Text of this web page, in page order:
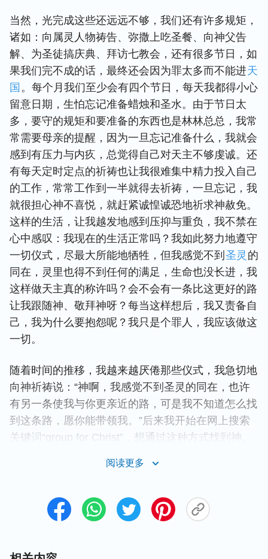
当然，光完成这些还远远不够，我们还有许多规矩，
诸如：向属灵人物祷告、弥撒上吃圣餐、向神父告
解、为圣徒搞庆典、拜访七教会，还有很多节日，如
果我们完不成的话，最终还会因为罪太多而不能进天
国 。每个月我们至少会有四个节日，每天我都得小心
留意日期，生怕忘记准备蜡烛和圣水。由于节日太
多，要守的规矩和要准备的东西也是林林总总，我常
常需要母亲的提醒，因为一旦忘记准备什么，我就会
感到有压力与内疚，总觉得自己对天主不够虔诚。还
有每天定时定点的祈祷也让我很难集中精力投入自己
的工作，常常工作到一半就得去祈祷，一旦忘记，我
就很担心神不喜悦，就赶紧诚惶诚恐地祈求神赦免。
这样的生活，让我越发地感到压抑与重负，我不禁在
心中感叹：我现在的生活正常吗？我如此努力地遵守
一切仪式，尽最大所能地牺牲，但我感觉不到 圣灵 的
同在，灵里也得不到任何的满足，生命也没长进，我
这样做天主真的称许吗？会不会有一条比这更好的路
让我跟随神、敬拜神呀？每当这样想后，我又责备自
己，我为什么要抱怨呢？我只是个罪人，我应该做这
一切。
随着时间的推移，我越来越厌倦那些仪式，我急切地
向神祈祷说：“神啊，我感觉不到圣灵的同在，也许
有另一条使我与你更亲近的路，可是我不知道怎么找
到这条路，愿你能带领我。”后来我开始在网上搜索
关键词“group for Christ”，想通过这种方式找到神。
一天我在浏览FB时，一个叫Sunny的姊妹发的帖子吸
常常在一起聊信主的事。不久后，姊妹邀请我参加了
他们的聚会。后来，弟兄姊妹就跟我交通了神六千年
典 时代、国度时代）以及神在每个时代所作工作的内
阅读更多